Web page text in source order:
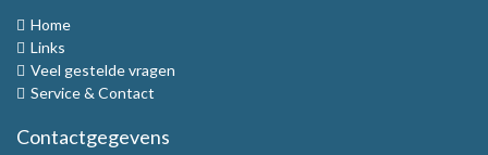
Home
Links
Veel gestelde vragen
Service & Contact
Contactgegevens